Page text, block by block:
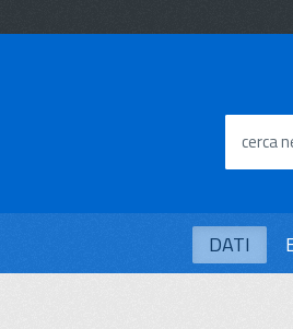
cerca
DATI